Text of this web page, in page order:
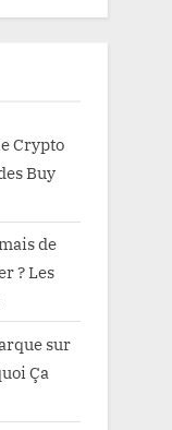
Crypto
Buy
de
? Les
sur
Ça